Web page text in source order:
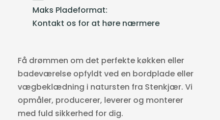
Maks Pladeformat:
Kontakt os for at høre nærmere
Få drømmen om det perfekte køkken eller
badeværelse opfyldt ved en bordplade eller
vægbeklædning i natursten fra Stenkjær. Vi
opmåler, producerer, leverer og monterer
med fuld sikkerhed for dig.